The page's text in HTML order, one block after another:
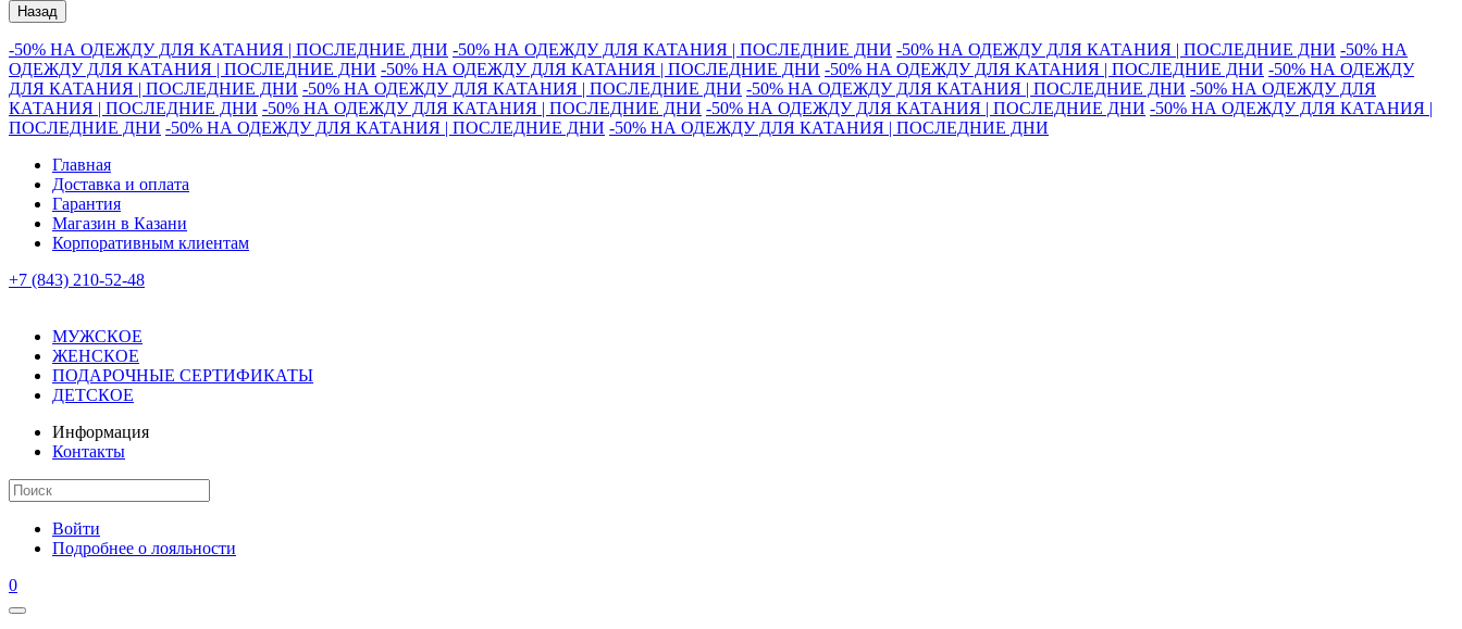
Назад
-50% НА ОДЕЖДУ ДЛЯ КАТАНИЯ | ПОСЛЕДНИЕ ДНИ -50% НА ОДЕЖДУ ДЛЯ КАТАНИЯ | ПОСЛЕДНИЕ ДНИ -50% НА ОДЕЖДУ ДЛЯ КАТАНИЯ | ПОСЛЕДНИЕ ДНИ -50% НА
ОДЕЖДУ ДЛЯ КАТАНИЯ | ПОСЛЕДНИЕ ДНИ -50% НА ОДЕЖДУ ДЛЯ КАТАНИЯ | ПОСЛЕДНИЕ ДНИ -50% НА ОДЕЖДУ ДЛЯ КАТАНИЯ | ПОСЛЕДНИЕ ДНИ -50% НА ОДЕЖДУ
ДЛЯ КАТАНИЯ | ПОСЛЕДНИЕ ДНИ -50% НА ОДЕЖДУ ДЛЯ КАТАНИЯ | ПОСЛЕДНИЕ ДНИ -50% НА ОДЕЖДУ ДЛЯ КАТАНИЯ | ПОСЛЕДНИЕ ДНИ -50% НА ОДЕЖДУ ДЛЯ
КАТАНИЯ | ПОСЛЕДНИЕ ДНИ -50% НА ОДЕЖДУ ДЛЯ КАТАНИЯ | ПОСЛЕДНИЕ ДНИ -50% НА ОДЕЖДУ ДЛЯ КАТАНИЯ | ПОСЛЕДНИЕ ДНИ -50% НА ОДЕЖДУ ДЛЯ КАТАНИЯ |
ПОСЛЕДНИЕ ДНИ -50% НА ОДЕЖДУ ДЛЯ КАТАНИЯ | ПОСЛЕДНИЕ ДНИ -50% НА ОДЕЖДУ ДЛЯ КАТАНИЯ | ПОСЛЕДНИЕ ДНИ
Главная
Доставка и оплата
Гарантия
Магазин в Казани
Корпоративным клиентам
+7 (843) 210-52-48
МУЖСКОЕ
ЖЕНСКОЕ
ПОДАРОЧНЫЕ СЕРТИФИКАТЫ
ДЕТСКОЕ
Информация
Контакты
Войти
Подробнее о лояльности
0